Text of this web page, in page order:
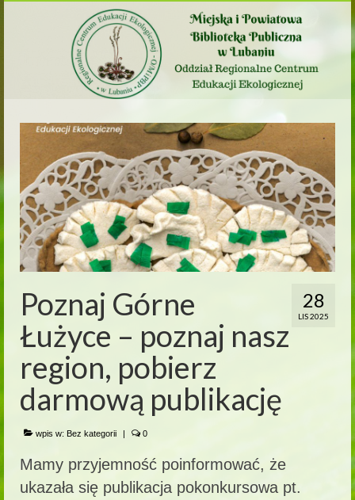
28
LIS 2025
Poznaj Górne
Łużyce – poznaj nasz
region, pobierz
darmową publikację
wpis w: Bez kategorii | 0
Mamy przyjemność poinformować, że
ukazała się publikacja pokonkursowa pt.